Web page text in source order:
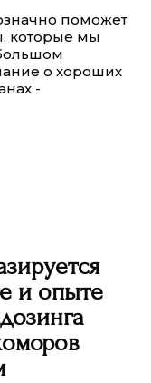
поможет
которые мы
о хороших
-
и опыте